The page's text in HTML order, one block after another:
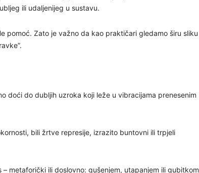
ili udaljenijeg u sustavu.
pomoć. Zato je važno da kao praktičari gledamo širu sliku
doći do dubljih uzroka koji leže u vibracijama prenesenim
bili žrtve represije, izrazito buntovni ili trpjeli
metaforički ili doslovno: gušenjem, utapanjem ili gubitkom